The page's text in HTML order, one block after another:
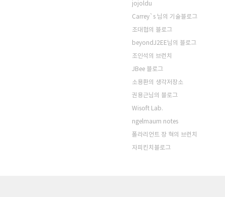
jojoldu
Carrey`s 님의 기술블로그
조대협의 블로그
beyondJ2EE님의 블로그
조인석의 브런치
JBee 블로그
소용환의 생각저장소
권용근님의 블로그
Wisoft Lab.
ngelmaum notes
폴라리언트 장 혁의 브런치
자피킨치블로그